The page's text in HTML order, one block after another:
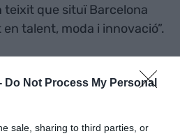
Do Not Process My Personal
sale, sharing to third parties, or
que situï Barcelona
talent, moda i innovació”.
a participar en el
fins el 18 d’abril. D’entre
que han de garantir una